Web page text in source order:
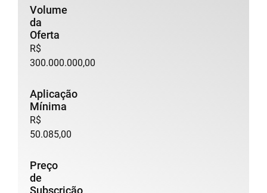
Volume
da
Oferta
R$
300.000.000,00
Aplicação
Mínima
R$
50.085,00
Preço
de
Subscrição